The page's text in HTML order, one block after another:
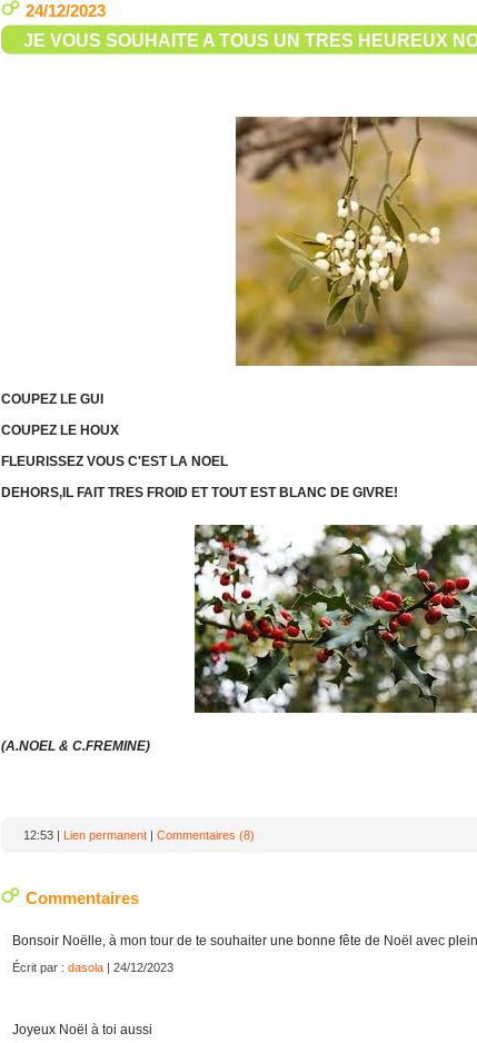
24/12/2023
JE VOUS SOUHAITE A TOUS UN TRES HEUREUX
COUPEZ LE GUI
COUPEZ LE HOUX
FLEURISSEZ VOUS C'EST LA NOEL
DEHORS,IL FAIT TRES FROID ET TOUT EST BLANC DE GIVRE!
(A.NOEL & C.FREMINE)
12:53 | Lien permanent| Commentaires (8)
Commentaires
Bonsoir Noëlle, à mon tour de te souhaiter une bonne fête de Noël avec
Écrit par : dasola| 24/12/2023
Joyeux Noël à toi aussi